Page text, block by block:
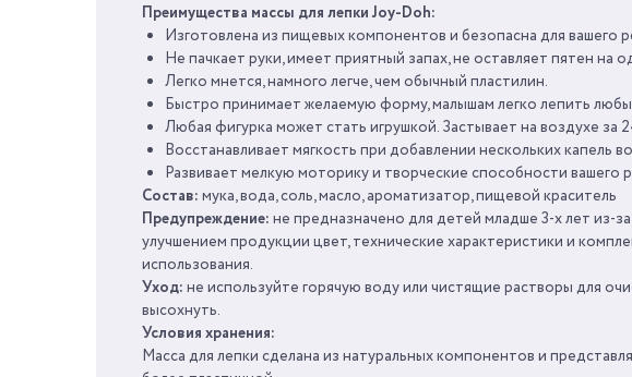
Преимущества массы для лепки Joy-Doh:
Изготовлена из пищевых компонентов и безопасна для вашего
Не пачкает руки, имеет приятный запах, не оставляет пятен на
Легко мнется, намного легче, чем обычный пластилин.
Быстро принимает желаемую форму, малышам легко лепить
Любая фигурка может стать игрушкой. Застывает на воздухе за
Восстанавливает мягкость при добавлении нескольких капель
Развивает мелкую моторику и творческие способности вашего
Состав: мука, вода, соль, масло, ароматизатор, пищевой краситель
Предупреждение: не предназначено для детей младше 3-х лет из-
улучшением продукции цвет, технические характеристики и
использования.
Уход: не используйте горячую воду или чистящие растворы для
высохнуть.
Условия хранения:
Масса для лепки сделана из натуральных компонентов и
СЕРИЯ МАССА
ПОЛ
ВОЗРАСТ
КОЛИЧЕСТВО ЦВЕТОВ